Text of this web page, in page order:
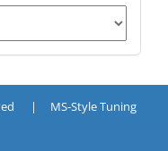
| MS-Style Tuning